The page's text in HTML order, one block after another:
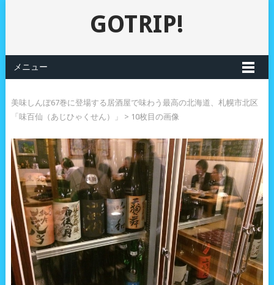
GOTRIP!
メニュー
美味しんぼ67巻に登場する居酒屋で味わう最高の北海道、札幌市北区
「味百仙（あじひゃくせん）」
> 10枚目の画像